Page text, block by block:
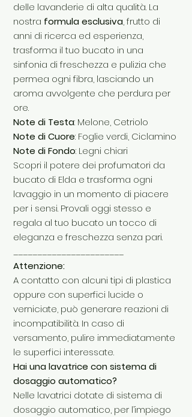
delle lavanderie di alta qualità. La
nostra formula esclusiva, frutto di
anni di ricerca ed esperienza,
trasforma il tuo bucato in una
sinfonia di freschezza e pulizia che
permea ogni fibra, lasciando un
aroma avvolgente che perdura per
ore.
Note di Testa: Melone, Cetriolo
Note di Cuore: Foglie verdi, Ciclamino
Note di Fondo: Legni chiari
Scopri il potere dei profumatori da
bucato di Elda e trasforma ogni
lavaggio in un momento di piacere
per i sensi. Provali oggi stesso e
regala al tuo bucato un tocco di
eleganza e freschezza senza pari.
_______________________
Attenzione:
A contatto con alcuni tipi di plastica
oppure con superfici lucide o
verniciate, può generare reazioni di
incompatibilità. In caso di
versamento, pulire immediatamente
le superfici interessate.
Hai una lavatrice con sistema di
dosaggio automatico?
Nelle lavatrici dotate di sistema di
dosaggio automatico, per l’impiego